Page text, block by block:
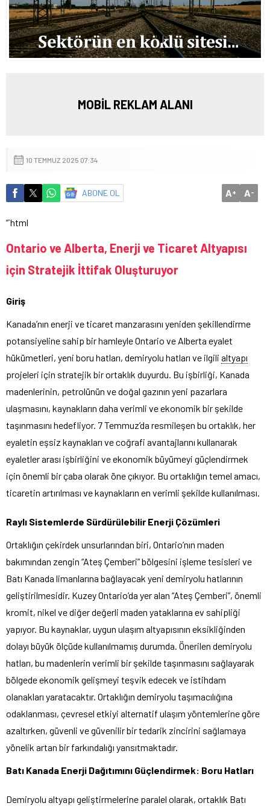
MOBİL REKLAM ALANI
10 TEMMUZ 2025 07:34
ABONE OL A+ A-
“`html
Ontario ve Alberta, Enerji ve Ticaret Altyapısı
için Stratejik İttifak Oluşturuyor
Giriş
Kanada’nın enerji ve ticaret manzarasını yeniden şekillendirme
potansiyeline sahip bir hamleyle Ontario ve Alberta eyalet
hükümetleri, yeni boru hatları, demiryolu hatları ve ilgili altyapı
projeleri için stratejik bir ortaklık duyurdu. Bu işbirliği, Kanada
madenlerinin, petrolünün ve doğal gazının yeni pazarlara
ulaşmasını, kaynakların daha verimli ve ekonomik bir şekilde
taşınmasını hedefliyor. 7 Temmuz’da resmileşen bu ortaklık, her
eyaletin eşsiz kaynakları ve coğrafi avantajlarını kullanarak
eyaletler arası işbirliğini ve ekonomik büyümeyi güçlendirmek
için önemli bir çaba olarak öne çıkıyor. Bu ortaklığın temel amacı,
ticaretin artırılması ve kaynakların en verimli şekilde kullanılması.
Raylı Sistemlerde Sürdürülebilir Enerji Çözümleri
Ortaklığın çekirdek unsurlarından biri, Ontario’nın maden
bakımından zengin “Ateş Çemberi” bölgesini işleme tesisleri ve
Batı Kanada limanlarına bağlayacak yeni demiryolu hatlarının
geliştirilmesidir. Kuzey Ontario’da yer alan “Ateş Çemberi”, önemli
kromit, nikel ve diğer değerli maden yataklarına ev sahipliği
yapıyor. Bu kaynaklar, uygun ulaşım altyapısının eksikliğinden
dolayı büyük ölçüde kullanılmamış durumda. Önerilen demiryolu
hatları, bu madenlerin verimli bir şekilde taşınmasını sağlayarak
bölgede ekonomik gelişmeyi teşvik edecek ve istihdam
olanakları yaratacaktır. Ortaklığın demiryolu taşımacılığına
odaklanması, çevresel etkiyi alternatif ulaşım yöntemlerine göre
azaltırken, güvenli ve güvenilir bir tedarik zincirini sağlamaya
yönelik artan bir farkındalığı yansıtmaktadır.
Batı Kanada Enerji Dağıtımını Güçlendirmek: Boru Hatları
Demiryolu altyapı geliştirmelerine paralel olarak, ortaklık Batı